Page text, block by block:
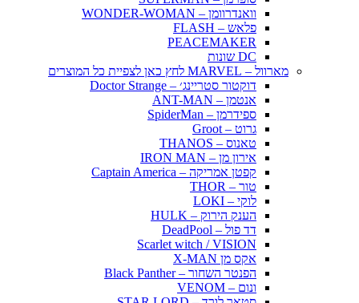
וואנדרוומן – WONDER-WOMAN
פלאש – FLASH
PEACEMAKER
DC שונות
מארוול – MARVEL לחץ כאן לצפיית כל המוצרים
דוקטור סטריינג׳ – Doctor Strange
אנטמן – ANT-MAN
ספידרמן – SpiderMan
גרוט – Groot
טאנוס – THANOS
אירון מן – IRON MAN
קפטן אמריקה – Captain America
טור – THOR
לוקי – LOKI
הענק הירוק – HULK
דד פול – DeadPool
Scarlet witch / VISION
אקס מן X-MAN
הפנטר השחור – Black Panther
ונום – VENOM